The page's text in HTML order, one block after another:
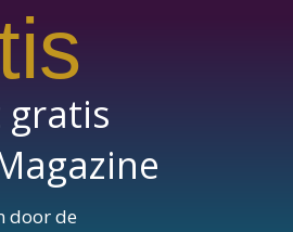
gratis
door de